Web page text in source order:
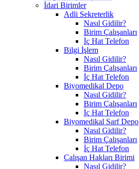
İdari Birimler
Adli Sekreterlik
Nasıl Gidilir?
Birim Çalışanları
İç Hat Telefon
Bilgi İşlem
Nasıl Gidilir?
Birim Çalışanları
İç Hat Telefon
Biyomedikal Depo
Nasıl Gidilir?
Birim Çalışanları
İç Hat Telefon
Biyomedikal Sarf Depo
Nasıl Gidilir?
Birim Çalışanları
İç Hat Telefon
Çalışan Hakları Birimi
Nasıl Gidilir?